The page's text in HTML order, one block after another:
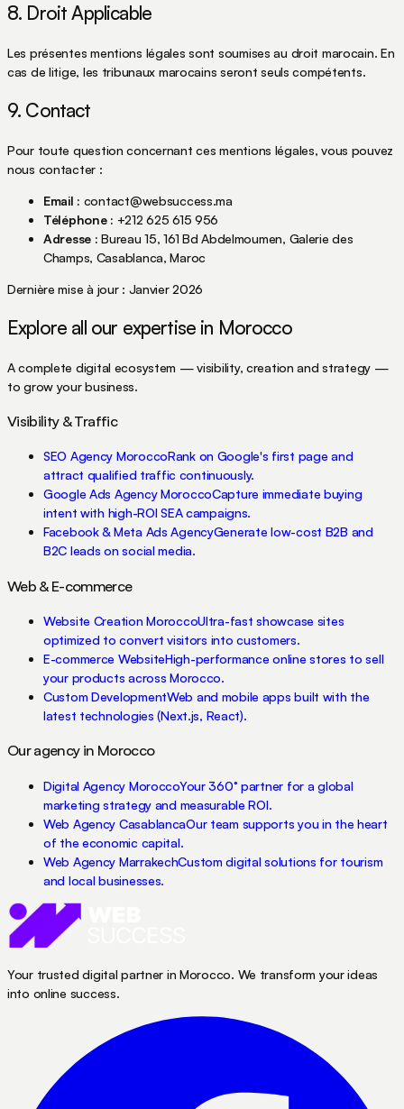
8. Droit Applicable
Les présentes mentions légales sont soumises au droit marocain. En
cas de litige, les tribunaux marocains seront seuls compétents.
9. Contact
Pour toute question concernant ces mentions légales, vous pouvez
nous contacter :
Email : contact@websuccess.ma
Téléphone : +212 625 615 956
Adresse : Bureau 15, 161 Bd Abdelmoumen, Galerie des
Champs, Casablanca, Maroc
Dernière mise à jour : Janvier 2026
Explore all our expertise in Morocco
A complete digital ecosystem — visibility, creation and strategy —
to grow your business.
Visibility & Traffic
SEO Agency MoroccoRank on Google's first page and
attract qualified traffic continuously.
Google Ads Agency MoroccoCapture immediate buying
intent with high-ROI SEA campaigns.
Facebook & Meta Ads AgencyGenerate low-cost B2B and
B2C leads on social media.
Web & E-commerce
Website Creation MoroccoUltra-fast showcase sites
optimized to convert visitors into customers.
E-commerce WebsiteHigh-performance online stores to sell
your products across Morocco.
Custom DevelopmentWeb and mobile apps built with the
latest technologies (Next.js, React).
Our agency in Morocco
Digital Agency MoroccoYour 360° partner for a global
marketing strategy and measurable ROI.
Web Agency CasablancaOur team supports you in the heart
of the economic capital.
Web Agency MarrakechCustom digital solutions for tourism
and local businesses.
Your trusted digital partner in Morocco. We transform your ideas
into online success.